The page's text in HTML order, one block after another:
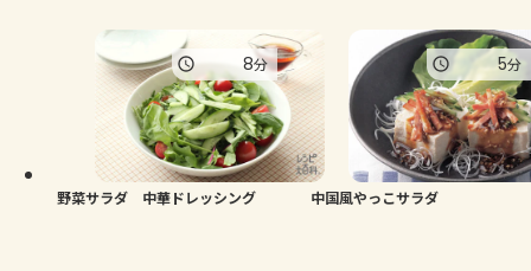
野菜サラダ 中華ドレッシング
8分
中国風やっこサラダ
5分